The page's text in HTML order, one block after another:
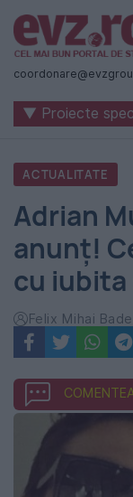
Știri
naționale
internaționale
România
-
Evenimentul
Zilei
▼ Proiecte
ACTUALITATE
Adrian
anunț!
cu iubita
Felix Mihai